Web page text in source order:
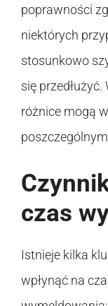
poprawności
niektórych
stosunkowo
się
różnice mogą
czas
Istnieje kilka
wpłynąć na